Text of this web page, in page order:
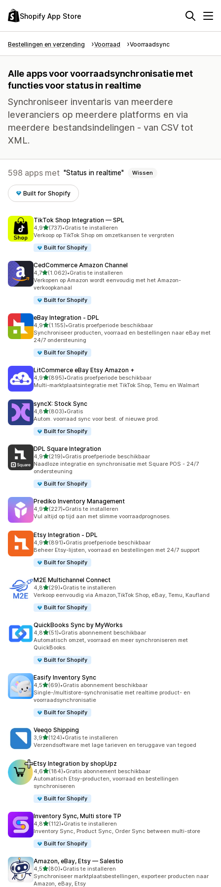
Shopify App Store
Bestellingen en verzending Voorraad Voorraadsync
Alle apps voor voorraadsynchronisatie met
functies voor status in realtime
Synchroniseer inventaris van meerdere
leveranciers op meerdere platforms en via
meerdere bestandsindelingen - van CSV tot
XML.
598 apps met Status in realtime Wissen
Built for Shopify
TikTok Shop Integration — SPL
4,9van 5 sterren
(737)
737 recensies in totaal
•Gratis te installeren
Verkoop op TikTok Shop om omzetkansen te vergroten
Built for Shopify
CedCommerce Amazon Channel
4,7van 5 sterren
(1.062)
1062 recensies in totaal
•Gratis te installeren
Verkopen op Amazon wordt eenvoudig met het Amazon-
verkoopkanaal
Built for Shopify
eBay Integration ‑ DPL
4,9van 5 sterren
(1.155)
1155 recensies in totaal
•Gratis proefperiode beschikbaar
Synchroniseer producten, voorraad en bestellingen naar eBay met
24/7 ondersteuning
Built for Shopify
LitCommerce eBay Etsy Amazon +
4,9van 5 sterren
(895)
895 recensies in totaal
•Gratis proefperiode beschikbaar
Multi-marktplaatsintegratie met TikTok Shop, Temu en Walmart
syncX: Stock Sync
4,8van 5 sterren
(803)
803 recensies in totaal
•Gratis
Autom. voorraad sync voor best. of nieuwe prod.
Built for Shopify
DPL Square Integration
4,9van 5 sterren
(219)
219 recensies in totaal
•Gratis proefperiode beschikbaar
Naadloze integratie en synchronisatie met Square POS - 24/7
ondersteuning
Built for Shopify
Prediko Inventory Management
4,9van 5 sterren
(227)
227 recensies in totaal
•Gratis te installeren
Vul altijd op tijd aan met slimme voorraadprognoses.
Etsy Integration ‑ DPL
4,9van 5 sterren
(891)
891 recensies in totaal
•Gratis proefperiode beschikbaar
Beheer Etsy-lijsten, voorraad en bestellingen met 24/7 support
Built for Shopify
M2E Multichannel Connect
4,8van 5 sterren
(29)
29 recensies in totaal
•Gratis te installeren
Verkoop eenvoudig via Amazon,TikTok Shop, eBay, Temu, Kaufland
Built for Shopify
QuickBooks Sync by MyWorks
4,8van 5 sterren
(51)
51 recensies in totaal
•Gratis abonnement beschikbaar
Automatisch omzet, voorraad en meer synchroniseren met
QuickBooks.
Built for Shopify
Easify Inventory Sync
4,5van 5 sterren
(69)
69 recensies in totaal
•Gratis abonnement beschikbaar
Single-/multistore-synchronisatie met realtime product- en
voorraadsynchronisatie
Built for Shopify
Veeqo Shipping
3,9van 5 sterren
(124)
124 recensies in totaal
•Gratis te installeren
Verzendsoftware met lage tarieven en teruggave van tegoed
Etsy Integration by shopUpz
4,6van 5 sterren
(184)
184 recensies in totaal
•Gratis abonnement beschikbaar
Automatisch Etsy-producten, voorraad en bestellingen
synchroniseren
Built for Shopify
Inventory Sync, Multi store TP
4,8van 5 sterren
(112)
112 recensies in totaal
•Gratis te installeren
Inventory Sync, Product Sync, Order Sync between multi-store
Built for Shopify
Amazon, eBay, Etsy — Salestio
4,5van 5 sterren
(80)
80 recensies in totaal
•Gratis te installeren
Synchroniseer marktplaatsbestellingen, exporteer producten naar
Amazon, eBay, Etsy